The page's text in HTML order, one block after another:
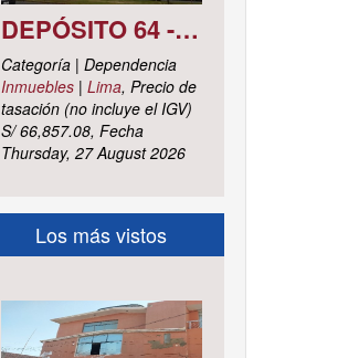
DEPÓSITO 64 - SÓTANO 7 AVENIDA CIRCUNVALACIÓN DEL CLUB GOLF LOS INCAS N° 152 URBANIZACIÓN LOTIZACIÓN CLUB GOLF LOS INCAS DISTRITO SANTIAGO DE SURCO, PROVINCIA Y DEPARTAMENTO DE LIMA
Categoría | Dependencia
Inmuebles| Lima, Precio de
tasación (no incluye el IGV)
S/ 66,857.08, Fecha
Thursday, 27 August 2026
Los más vistos